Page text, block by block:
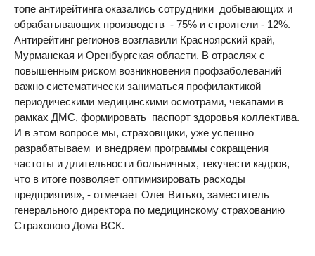
топе антирейтинга оказались сотрудники добывающих и
обрабатывающих производств - 75% и строители - 12%.
Антирейтинг регионов возглавили Красноярский край,
Мурманская и Оренбургская области. В отраслях с
повышенным риском возникновения профзаболеваний
важно систематически заниматься профилактикой –
периодическими медицинскими осмотрами, чекапами в
рамках ДМС, формировать паспорт здоровья коллектива.
И в этом вопросе мы, страховщики, уже успешно
разрабатываем и внедряем программы сокращения
частоты и длительности больничных, текучести кадров,
что в итоге позволяет оптимизировать расходы
предприятия», - отмечает Олег Витько, заместитель
генерального директора по медицинскому страхованию
Страхового Дома ВСК.